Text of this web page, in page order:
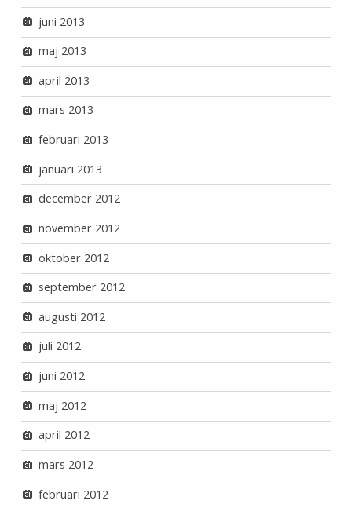
juni 2013
maj 2013
april 2013
mars 2013
februari 2013
januari 2013
december 2012
november 2012
oktober 2012
september 2012
augusti 2012
juli 2012
juni 2012
maj 2012
april 2012
mars 2012
februari 2012